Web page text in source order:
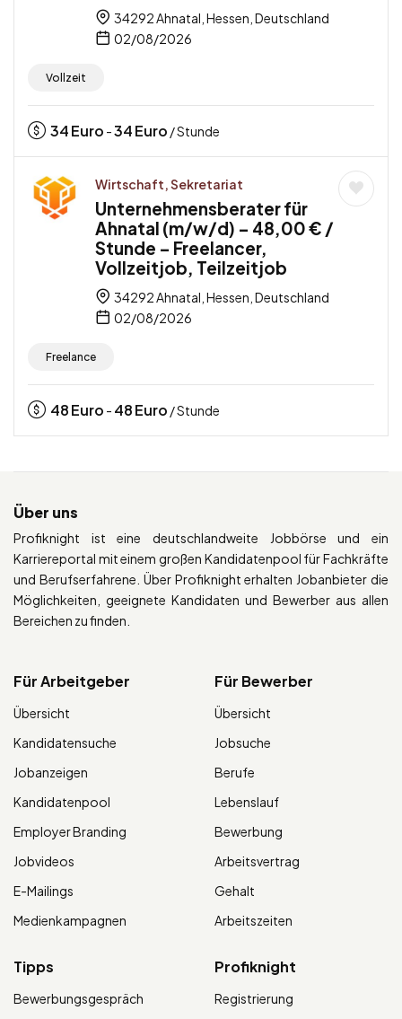
34292 Ahnatal, Hessen, Deutschland
02/08/2026
Vollzeit
34Euro -34Euro / Stunde
Wirtschaft, Sekretariat
Unternehmensberater für
Ahnatal (m/w/d) – 48,00 € /
Stunde – Freelancer,
Vollzeitjob, Teilzeitjob
34292 Ahnatal, Hessen, Deutschland
02/08/2026
Freelance
48Euro - 48Euro / Stunde
Über uns
Profiknight ist eine deutschlandweite Jobbörse und ein
Karriereportal mit einem großen Kandidatenpool für Fachkräfte
und Berufserfahrene. Über Profiknight erhalten Jobanbieter die
Möglichkeiten, geeignete Kandidaten und Bewerber aus allen
Bereichen zu finden.
Für Arbeitgeber
Übersicht
Kandidatensuche
Jobanzeigen
Kandidatenpool
Employer Branding
Jobvideos
E-Mailings
Medienkampagnen
Für Bewerber
Übersicht
Jobsuche
Berufe
Lebenslauf
Bewerbung
Arbeitsvertrag
Gehalt
Arbeitszeiten
Tipps
Bewerbungsgespräch
Profiknight
Registrierung